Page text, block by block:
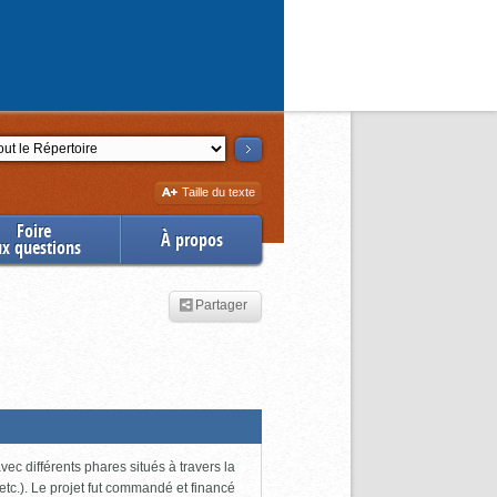
Augmenter
la
Taille du texte
Foire
questions À propos
Partager
différents phares situés à travers la
Le projet fut commandé et financé